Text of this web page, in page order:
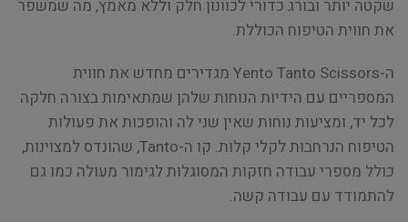
שקטה יותר ובורג כדורי לכוונון חלק וללא מאמץ, מה שמשפר
את חווית הטיפוח הכוללת.
ה-Yento Tanto Scissors מגדירים מחדש את חווית
המספריים עם הידיות הנוחות שלהן שמתאימות בצורה חלקה
לכל יד, ומציעות נוחות שאין שני לה והופכות את פעולות
הטיפוח הנרחבות לקלי קלות. קו ה-Tanto, שהונדס למצוינות,
כולל מספרי עבודה חזקות המסוגלות לגימור מעולה כמו גם
להתמודד עם עבודה קשה.